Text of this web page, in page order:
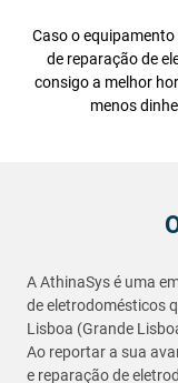
Caso o
de reparação de
consigo a melhor
menos
A AthinaSys é uma
de eletrodomésticos
Lisboa (Grande
Ao reportar a sua
e reparação de